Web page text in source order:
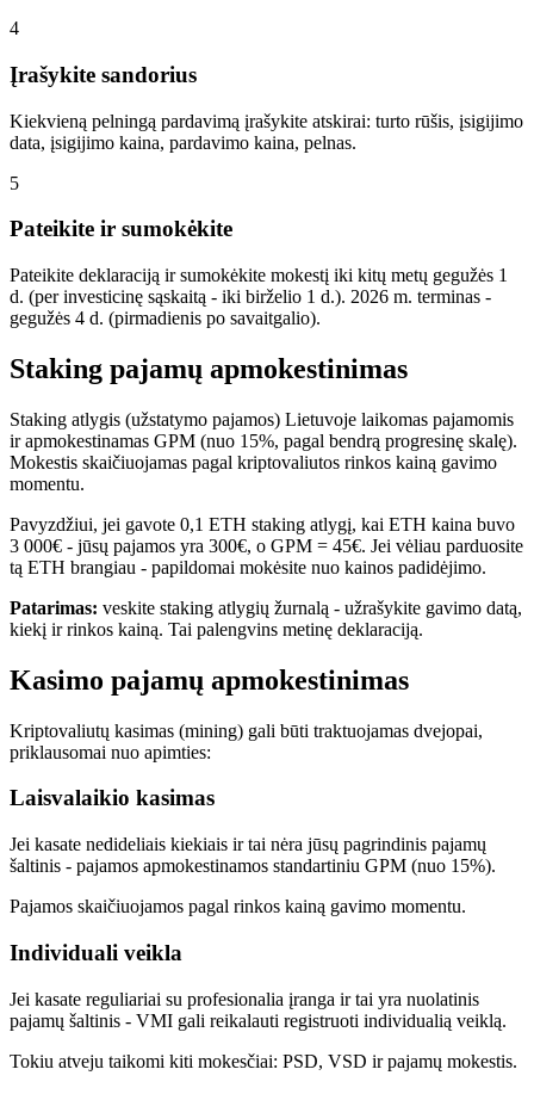
4
Įrašykite sandorius
Kiekvieną pelningą pardavimą įrašykite atskirai: turto rūšis, įsigijimo
data, įsigijimo kaina, pardavimo kaina, pelnas.
5
Pateikite ir sumokėkite
Pateikite deklaraciją ir sumokėkite mokestį iki kitų metų gegužės 1
d. (per investicinę sąskaitą - iki birželio 1 d.). 2026 m. terminas -
gegužės 4 d. (pirmadienis po savaitgalio).
Staking pajamų apmokestinimas
Staking atlygis (užstatymo pajamos) Lietuvoje laikomas pajamomis
ir apmokestinamas GPM (nuo 15%, pagal bendrą progresinę skalę).
Mokestis skaičiuojamas pagal kriptovaliutos rinkos kainą gavimo
momentu.
Pavyzdžiui, jei gavote 0,1 ETH staking atlygį, kai ETH kaina buvo
3 000€ - jūsų pajamos yra 300€, o GPM = 45€. Jei vėliau parduosite
tą ETH brangiau - papildomai mokėsite nuo kainos padidėjimo.
Patarimas: veskite staking atlygių žurnalą - užrašykite gavimo datą,
kiekį ir rinkos kainą. Tai palengvins metinę deklaraciją.
Kasimo pajamų apmokestinimas
Kriptovaliutų kasimas (mining) gali būti traktuojamas dvejopai,
priklausomai nuo apimties:
Laisvalaikio kasimas
Jei kasate nedideliais kiekiais ir tai nėra jūsų pagrindinis pajamų
šaltinis - pajamos apmokestinamos standartiniu GPM (nuo 15%).
Pajamos skaičiuojamos pagal rinkos kainą gavimo momentu.
Individuali veikla
Jei kasate reguliariai su profesionalia įranga ir tai yra nuolatinis
pajamų šaltinis - VMI gali reikalauti registruoti individualią veiklą.
Tokiu atveju taikomi kiti mokesčiai: PSD, VSD ir pajamų mokestis.